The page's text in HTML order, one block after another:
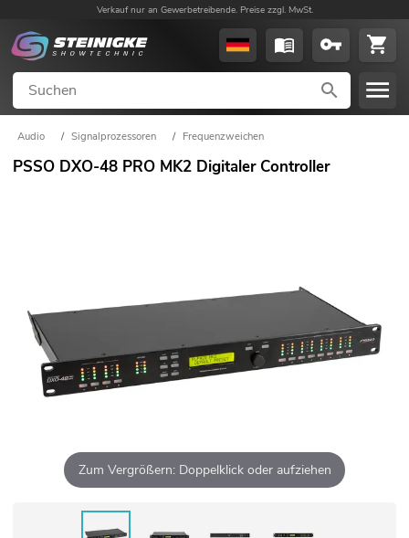
Verkauf nur an Gewerbetreibende. Preise zzgl. MwSt.
Audio / Signalprozessoren / Frequenzweichen
PSSO DXO-48 PRO MK2 Digitaler Controller
Zum Vergrößern: Doppelklick oder aufziehen